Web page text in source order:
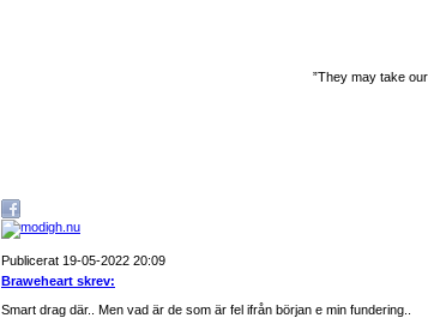
”They may take
Publicerat 19-05-2022 20:09
Braweheart skrev:
Smart drag där.. Men vad är de som är fel ifrån början e min fundering..